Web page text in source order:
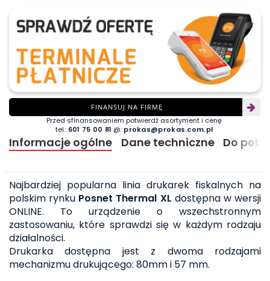
FINANSUJ NA FIRMĘ
Przed sfinansowaniem potwierdź asortyment i cenę
tel.: 601 75 00 81 @: prokas@prokas.com.pl
Informacje ogólne Dane techniczne Do
Najbardziej popularna linia drukarek fiskalnych na
polskim rynku Posnet Thermal XL dostępna w wersji
ONLINE. To urządzenie o wszechstronnym
zastosowaniu, które sprawdzi się w każdym rodzaju
działalności.
Drukarka dostępna jest z dwoma rodzajami
mechanizmu drukującego: 80mm i 57 mm.